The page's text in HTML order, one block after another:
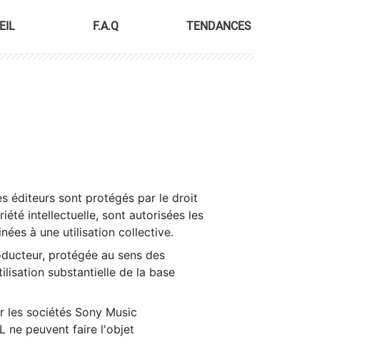
F.A.Q TENDANCES
éditeurs sont protégés par le droit
intellectuelle, sont autorisées les
à une utilisation collective.
protégée au sens des
substantielle de la base
les sociétés Sony Music
ne peuvent faire l'objet